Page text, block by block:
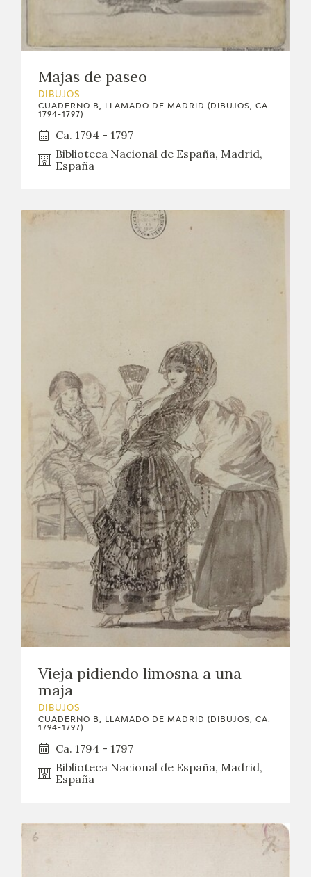
Majas de paseo
DIBUJOS
CUADERNO B, LLAMADO DE MADRID (DIBUJOS, CA.
1794-1797)
Ca. 1794 - 1797
Biblioteca Nacional de España, Madrid,
España
Vieja pidiendo limosna a una
maja
DIBUJOS
CUADERNO B, LLAMADO DE MADRID (DIBUJOS, CA.
1794-1797)
Ca. 1794 - 1797
Biblioteca Nacional de España, Madrid,
España